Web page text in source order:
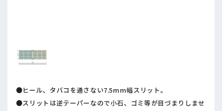
●ヒール、タバコを通さない7.5mm幅スリット。
●スリットは逆テーパーなので小石、ゴミ等が目づまりしませ